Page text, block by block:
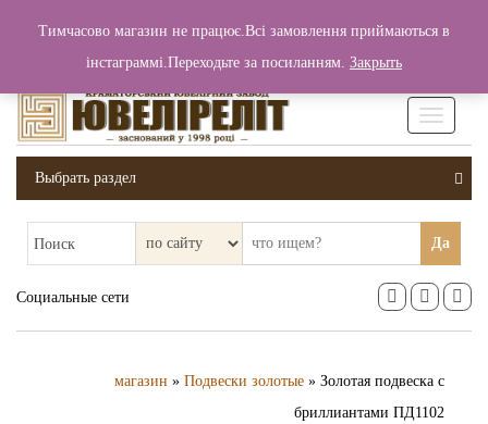
Вход / Регистрация 0 грн.
Выбрать раздел
Поиск Да
Социальные сети
магазин » Подвески золотые » Золотая подвеска с
бриллиантами ПД1102
Тимчасово магазин не працює.Всі замовлення приймаються в
інстаграммі.Переходьте за посиланням. Закрыть